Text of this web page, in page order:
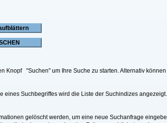
Knopf "Suchen" um Ihre Suche zu starten. Alternativ
eines Suchbegriffes wird die Liste der Suchindizes angezeigt.
gelöscht werden, um eine neue Suchanfrage